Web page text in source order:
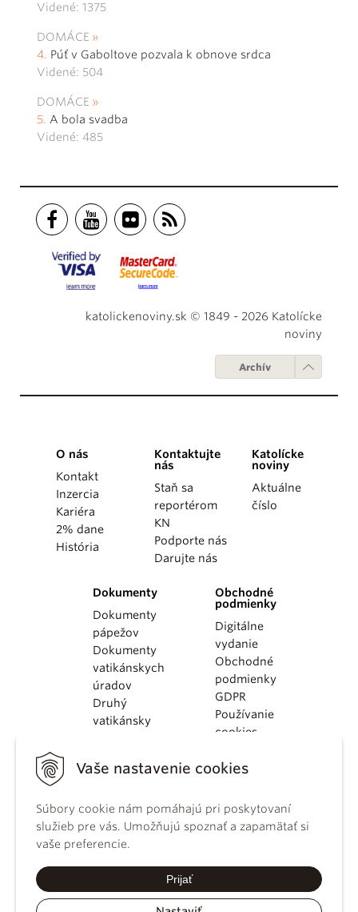
Vaše nastavenie cookies
Súbory cookie nám pomáhajú pri poskytovaní
služieb pre vás. Umožňujú spoznať a zapamätať si
vaše preferencie.
Prijať
Videné: 1375
DOMÁCE
Púť v Gaboltove pozvala k obnove srdca
Videné: 504
DOMÁCE
A bola svadba
Videné: 485
katolickenoviny.sk © 1849 - 2026 Katolícke
noviny
Archív
O nás
Kontakt
Inzercia
Kariéra
2% dane
História
Kontaktujte
nás
Staň sa
reportérom
KN
Podporte nás
Darujte nás
Katolícke
noviny
Aktuálne
číslo
Dokumenty
Dokumenty
pápežov
Dokumenty
vatikánskych
úradov
Druhý
vatikánsky
KBS
kánonického
práva
Katechizmus
Obchodné
podmienky
Digitálne
vydanie
Obchodné
podmienky
GDPR
Používanie
cookies